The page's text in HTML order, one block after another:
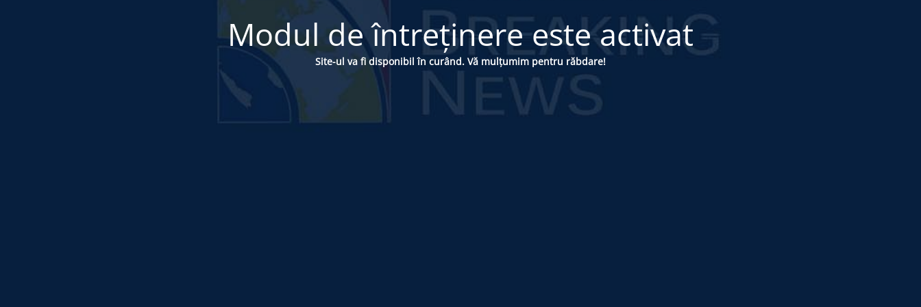
Modul de întreținere este activat
Site-ul va fi disponibil în curând. Vă mulțumim pentru răbdare!